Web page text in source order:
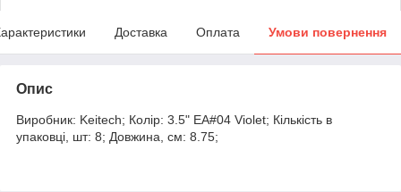
Доставка Оплата Умови повернення
Опис
Виробник: Keitech; Колір: 3.5" EA#04 Violet; Кількість в
упаковці, шт: 8; Довжина, см: 8.75;